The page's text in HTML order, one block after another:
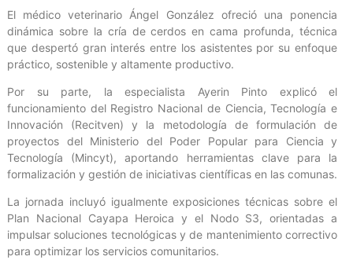
El médico veterinario Ángel González ofreció una ponencia
dinámica sobre la cría de cerdos en cama profunda, técnica
que despertó gran interés entre los asistentes por su enfoque
práctico, sostenible y altamente productivo.
Por su parte, la especialista Ayerin Pinto explicó el
funcionamiento del Registro Nacional de Ciencia, Tecnología e
Innovación (Recitven) y la metodología de formulación de
proyectos del Ministerio del Poder Popular para Ciencia y
Tecnología (Mincyt), aportando herramientas clave para la
formalización y gestión de iniciativas científicas en las comunas.
La jornada incluyó igualmente exposiciones técnicas sobre el
Plan Nacional Cayapa Heroica y el Nodo S3, orientadas a
impulsar soluciones tecnológicas y de mantenimiento correctivo
para optimizar los servicios comunitarios.